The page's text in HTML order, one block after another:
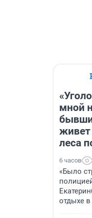
мной
живет
леса
6 часов
«Было
отдыхе в